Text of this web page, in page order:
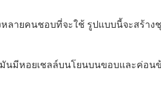
ลายคนชอบที่จะใช้ รูปแบบนี้จะสร้าง
นมีหอยเชลล์บนโยนบนขอบและค่อน